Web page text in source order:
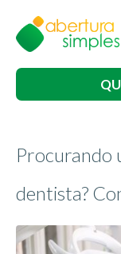
Procurando
dentista?